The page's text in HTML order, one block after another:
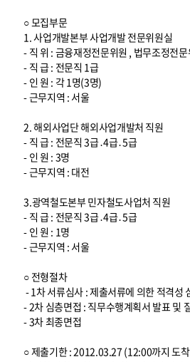
○ 모집부문
1. 사업개발본부 사업개발 전문위원실
- 직 위 : 금융재정전문위원 , 법무조정전
- 직 급 : 전문직 1급
- 인 원 : 각 1명(3명)
- 근무지역 : 서울
2. 해외사업단 해외사업개발처 직원
- 직 급 : 전문직 3급․4급․5급
- 인 원 : 3명
- 근무지역 : 대전
3.광역철도본부 민자철도사업처 직원
- 직 급 : 전문직 3급․4급․5급
- 인 원 : 1명
- 근무지역 : 서울
○ 전형절차
- 1차 서류심사 : 제출서류에 의한 적격성
- 2차 심층면접 : 직무수행계획서 발표 및
- 3차 최종면접
○ 제출기한 : 2012.03.27 (12:00까지 도